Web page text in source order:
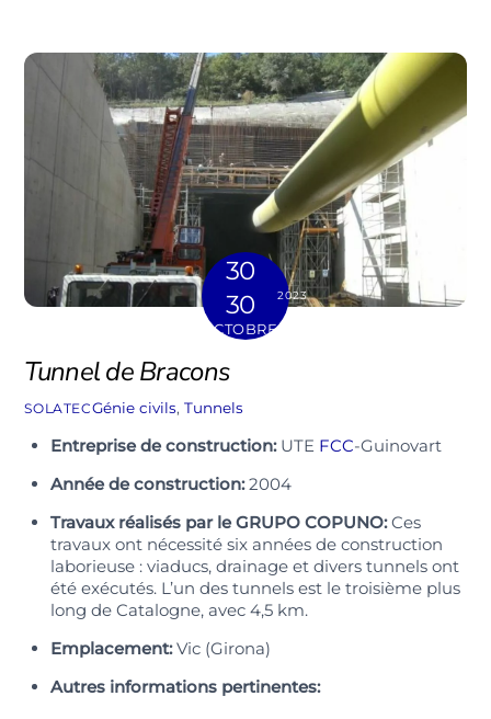
30
30
OCTOBRE
2023
Tunnel de Bracons
SOLATECGénie civils, Tunnels
Entreprise de construction:UTE FCC-Guinovart
Année de construction:2004
Travaux réalisés par le GRUPO COPUNO:Ces
travaux ont nécessité six années de construction
laborieuse : viaducs, drainage et divers tunnels ont
été exécutés. L’un des tunnels est le troisième plus
long de Catalogne, avec 4,5 km.
Emplacement:Vic (Girona)
Autres informations pertinentes: